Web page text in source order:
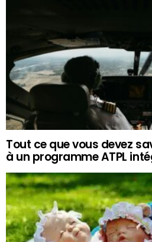
Tout ce que vous devez
à un programme ATPL